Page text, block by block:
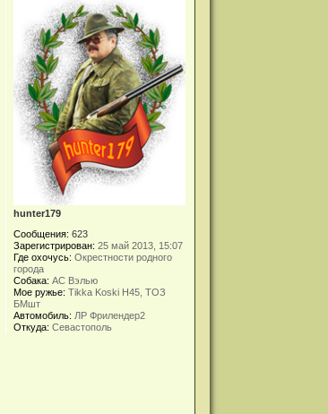
hunter179
Сообщения: 623
Зарегистрирован: 25 май 2013, 15:07
Где охочусь: Окрестности родного
города
Собака: АС Вэлью
Мое ружье: Tikka Koski H45, ТОЗ
БМшт
Автомобиль: ЛР Фрилендер2
Откуда: Севастополь